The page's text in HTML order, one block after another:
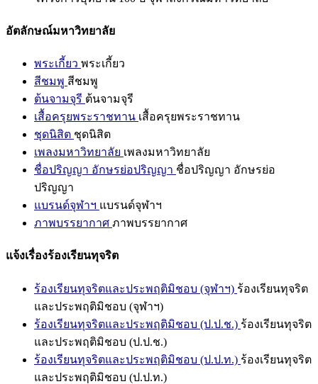
อัตลักษณ์มหาวิทยาลัย
พระเกี้ยว พระเกี้ยว
สีชมพู สีชมพู
ต้นจามจุรี ต้นจามจุรี
เสื้อครุยพระราชทาน เสื้อครุยพระราชทาน
ชุดนิสิต ชุดนิสิต
เพลงมหาวิทยาลัย เพลงมหาวิทยาลัย
ชื่อปริญญา อักษรย่อปริญญา ชื่อปริญญา อักษรย่อ
ปริญญา
แบรนด์จุฬาฯ แบรนด์จุฬาฯ
ภาพบรรยากาศ ภาพบรรยากาศ
แจ้งเรื่องร้องเรียนทุจริต
ร้องเรียนทุจริตและประพฤติมิชอบ (จุฬาฯ) ร้องเรียนทุจริต
และประพฤติมิชอบ (จุฬาฯ)
ร้องเรียนทุจริตและประพฤติมิชอบ (ป.ป.ช.) ร้องเรียนทุจริต
และประพฤติมิชอบ (ป.ป.ช.)
ร้องเรียนทุจริตและประพฤติมิชอบ (ป.ป.ท.) ร้องเรียนทุจริต
และประพฤติมิชอบ (ป.ป.ท.)